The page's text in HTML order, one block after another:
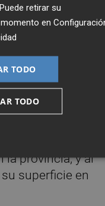
Gerona y bate
marcha del
los
y a la
cuenta ahora
60 por
la provincia, y al
superficie en
. Puede retirar su
momento en
TODO
TODO